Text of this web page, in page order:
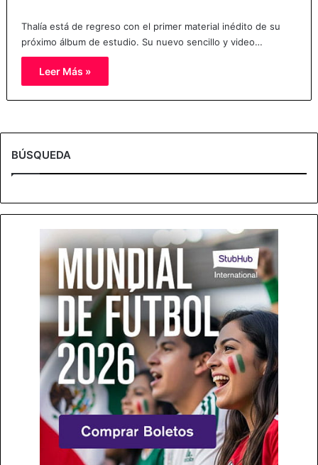
Thalía está de regreso con el primer material inédito de su
próximo álbum de estudio. Su nuevo sencillo y video…
Leer Más »
BÚSQUEDA